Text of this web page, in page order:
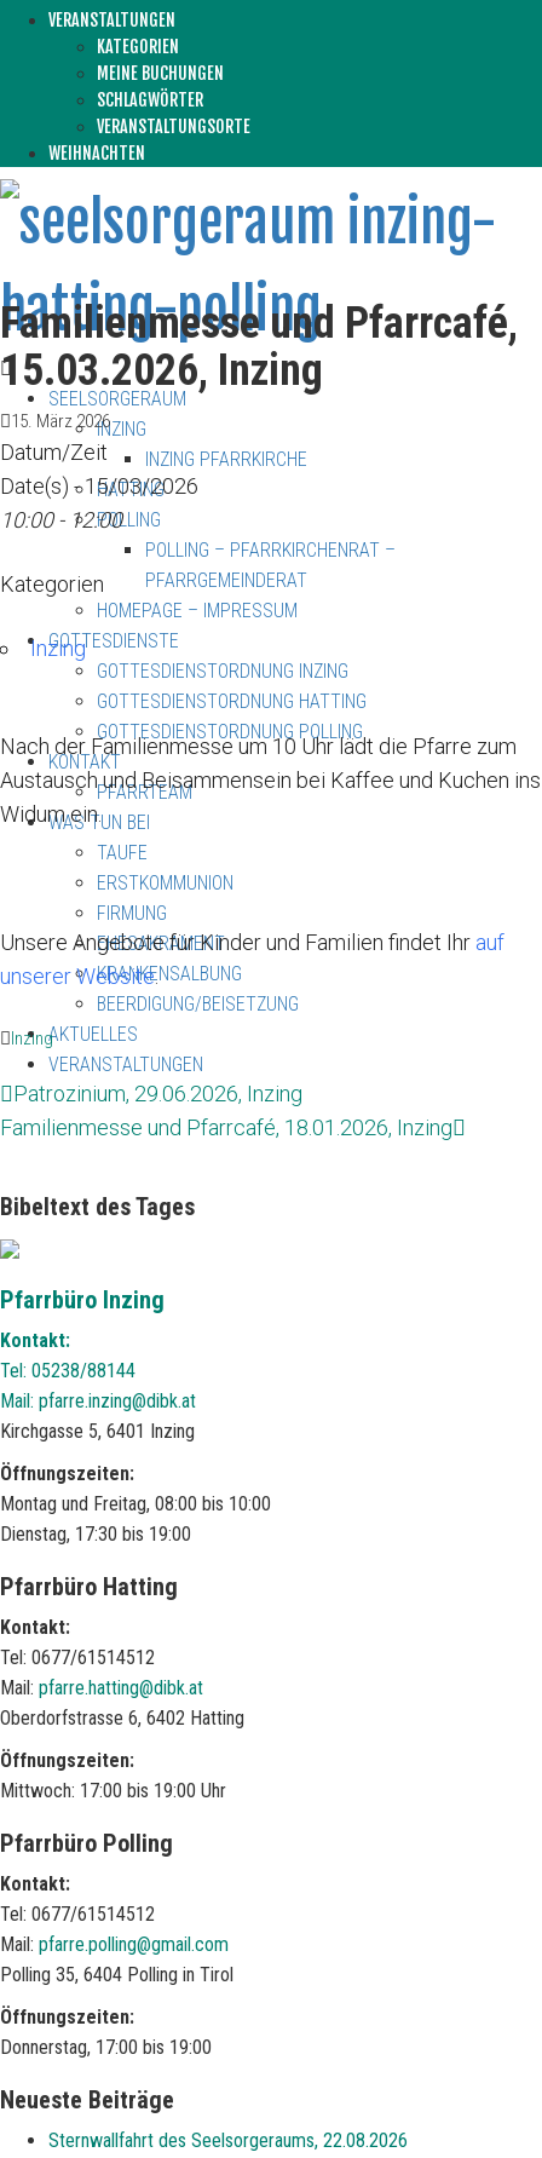
VERANSTALTUNGEN
KATEGORIEN
MEINE BUCHUNGEN
SCHLAGWÖRTER
VERANSTALTUNGSORTE
WEIHNACHTEN
SEELSORGERAUM
INZING
INZING PFARRKIRCHE
HATTING
POLLING
POLLING – PFARRKIRCHENRAT –
PFARRGEMEINDERAT
HOMEPAGE – IMPRESSUM
GOTTESDIENSTE
GOTTESDIENSTORDNUNG INZING
GOTTESDIENSTORDNUNG HATTING
GOTTESDIENSTORDNUNG POLLING
KONTAKT
PFARRTEAM
WAS TUN BEI
TAUFE
ERSTKOMMUNION
FIRMUNG
EHESAKRAMENT
KRANKENSALBUNG
BEERDIGUNG/BEISETZUNG
AKTUELLES
VERANSTALTUNGEN
Familienmesse und Pfarrcafé,
15.03.2026, Inzing
15. März 2026
Datum/Zeit
Date(s) - 15/03/2026
10:00 - 12:00
Kategorien
Inzing
Nach der Familienmesse um 10 Uhr lädt die Pfarre zum
Austausch und Beisammensein bei Kaffee und Kuchen ins
Widum ein.
Unsere Angebote für Kinder und Familien findet Ihr auf
unserer Website.
Inzing
Patrozinium, 29.06.2026, Inzing
Familienmesse und Pfarrcafé, 18.01.2026, Inzing
Bibeltext des Tages
Pfarrbüro Inzing
Kontakt:
Tel: 05238/88144
Mail: pfarre.inzing@dibk.at
Kirchgasse 5, 6401 Inzing
Öffnungszeiten:
Montag und Freitag, 08:00 bis 10:00
Dienstag, 17:30 bis 19:00
Pfarrbüro Hatting
Kontakt:
Tel: 0677/61514512
Mail: pfarre.hatting@dibk.at
Oberdorfstrasse 6, 6402 Hatting
Öffnungszeiten:
Mittwoch: 17:00 bis 19:00 Uhr
Pfarrbüro Polling
Kontakt:
Tel: 0677/61514512
Mail: pfarre.polling@gmail.com
Polling 35, 6404 Polling in Tirol
Öffnungszeiten:
Donnerstag, 17:00 bis 19:00
Neueste Beiträge
Sternwallfahrt des Seelsorgeraums, 22.08.2026